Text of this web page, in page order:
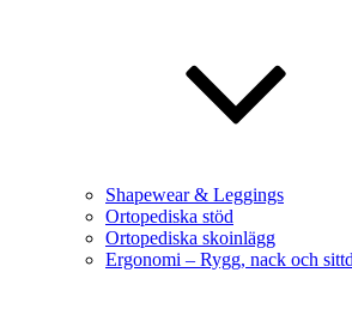
Shapewear & Leggings
Ortopediska stöd
Ortopediska skoinlägg
Ergonomi – Rygg, nack och